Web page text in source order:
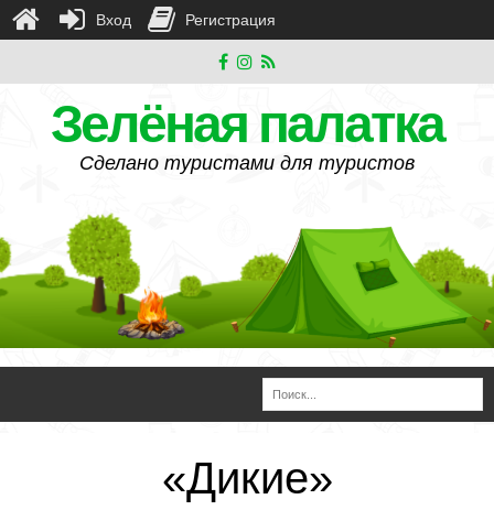
Зелёная палатка
Сделано туристами для туристов
«Дикие»
Вход Регистрация